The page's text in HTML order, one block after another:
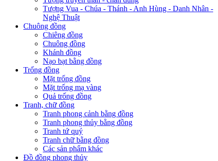
Tượng Vua - Chúa - Thánh - Anh Hùng - Danh Nhân -
Nghệ Thuật
Chuông đồng
Chiêng đồng
Chuông đồng
Khánh đồng
Nạo bạt bằng đồng
Trống đồng
Mặt trống đồng
Mặt trống mạ vàng
Quả trống đồng
Tranh, chữ đồng
Tranh phong cảnh bằng đồng
Tranh phong thủy bằng đồng
Tranh tứ quý
Tranh chữ bằng đồng
Các sản phẩm khác
Đồ đồng phong thủy